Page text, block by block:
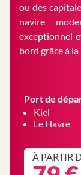
ou des
navire
exceptionnel
bord grâce à
Port de
Kiel
Le Havre
À PARTIR